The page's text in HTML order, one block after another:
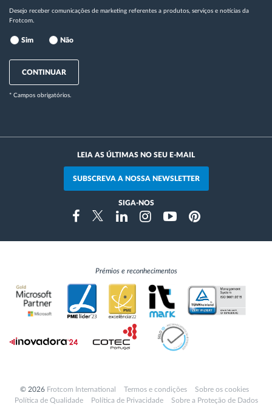
Desejo receber comunicações de marketing referentes a produtos, serviços e notícias da
Frotcom.
Sim Não
CONTINUAR
* Campos obrigatórios.
LEIA AS ÚLTIMAS NO SEU E-MAIL
SUBSCREVA A NOSSA NEWSLETTER
SIGA-NOS
FacebookTwitterLinkedinInstragramYoutubePinterest
Prémios e reconhecimentos
© 2026 Frotcom International Termos e condições
Sobre os cookies
Política de Qualidade
Política de Privacidade Sobre a Proteção de Dados